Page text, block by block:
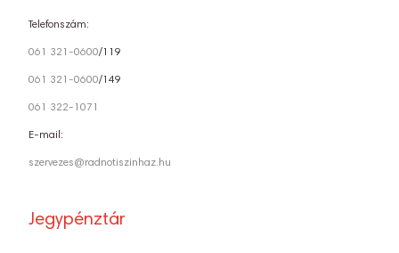
Telefonszám:
061 321-0600/119
061 321-0600/149
061 322-1071
E-mail:
szervezes@radnotiszinhaz.hu
Jegypénztár